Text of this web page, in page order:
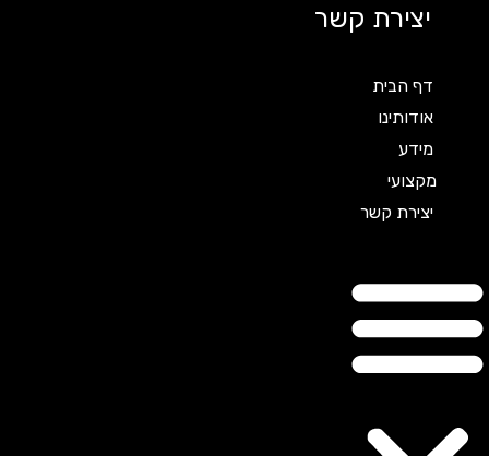
יצירת קשר
דף הבית
אודותינו
מקצועי
יצירת קשר